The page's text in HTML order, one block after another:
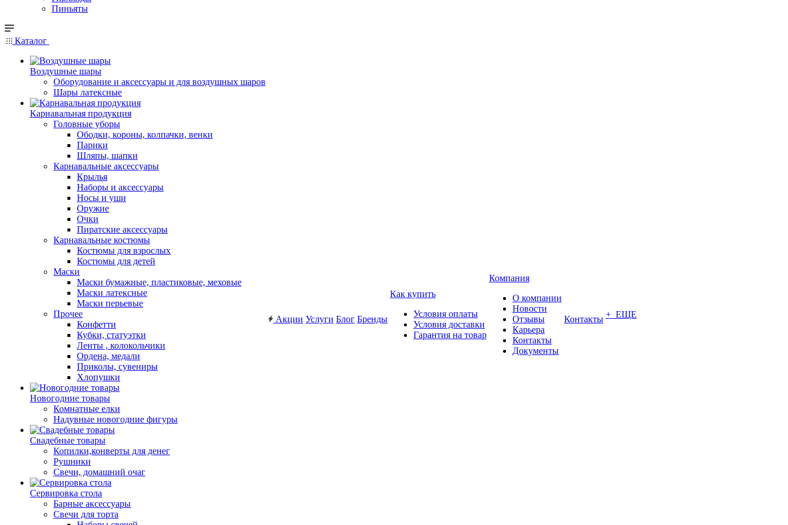
Пиньяты
Каталог
Воздушные шары
Оборудование и аксессуары и для воздушных шаров
Шары латексные
Карнавальная продукция
Головные уборы
Ободки, короны, колпачки, венки
Парики
Шляпы, шапки
Карнавальные аксессуары
Крылья
Наборы и аксессуары
Носы и уши
Оружие
Очки
Пиратские аксессуары
Карнавальные костюмы
Костюмы для взрослых
Костюмы для детей
Маски
Маски бумажные, пластиковые, меховые
Маски латексные
Маски перьевые
Прочее
Конфетти
Кубки, статуэтки
Ленты , колокольчики
Ордена, медали
Приколы, сувениры
Хлопушки
Новогодние товары
Комнатные елки
Надувные новогодние фигуры
Свадебные товары
Копилки,конверты для денег
Рушники
Свечи, домашний очаг
Сервировка стола
Барные аксессуары
Свечи для торта
Акции Услуги Блог Бренды
Как купить
Условия оплаты
Условия доставки
Гарантия на товар
Компания
О компании
Новости
Отзывы
Карьера
Контакты
Документы
Контакты + ЕЩЕ